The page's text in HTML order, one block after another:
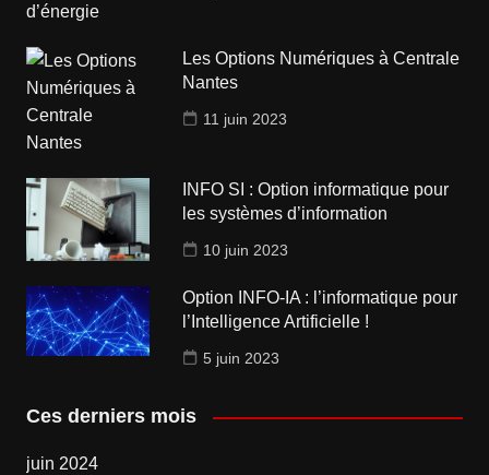
Les Options Numériques à Centrale
Nantes
11 juin 2023
INFO SI : Option informatique pour
les systèmes d’information
10 juin 2023
Option INFO-IA : l’informatique pour
l’Intelligence Artificielle !
5 juin 2023
Ces derniers mois
juin 2024